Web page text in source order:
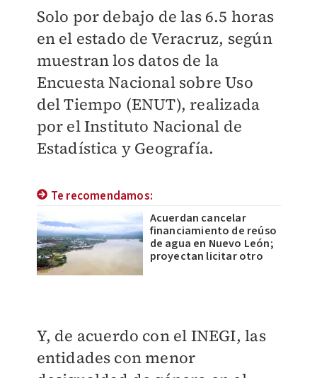
Solo por debajo de las 6.5 horas
en el estado de Veracruz, según
muestran los datos de la
Encuesta Nacional sobre Uso
del Tiempo (ENUT), realizada
por el Instituto Nacional de
Estadística y Geografía.
Te recomendamos:
Acuerdan cancelar
financiamiento de reúso
de agua en Nuevo León;
proyectan licitar otro
Y, de acuerdo con el INEGI, las
entidades con menor